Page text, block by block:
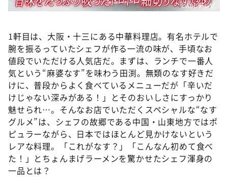
©️ABCテレビ
1軒目は、大阪・十三にある中華料理店。有名ホテルで
腕を振るっていたシェフが作る一流の味が、手頃なお
値段でいただける人気店だ。まずは、ランチで一番人
気という“麻婆なす”を味わう田渕。無類のなす好きだ
けに、普段からよく食べているメニューだが「辛いだ
けじゃない深みがある！」とそのおいしさにすっかり
魅せられ…。そんなお店でいただくスペシャルな“なす
グルメ”は、シェフの故郷である中国・山東地方ではポ
ピュラーながら、日本ではほとんど見かけないという
レアな料理。「これがなす？」「こんなん初めて食べ
た！」とちょんまげラーメンを驚かせたシェフ渾身の
一品とは？